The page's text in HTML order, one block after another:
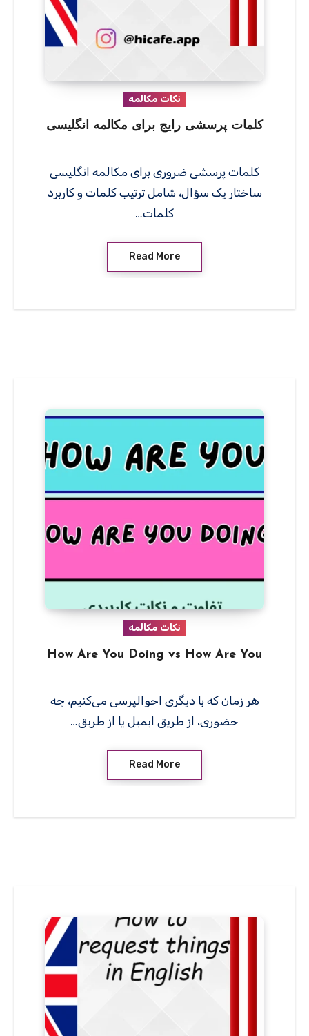
نکات مکالمه
کلمات پرسشی رایج برای مکالمه انگلیسی
کلمات پرسشی ضروری برای مکالمه انگلیسی
ساختار یک سؤال، شامل ترتیب کلمات و کاربرد
کلمات…
Read More
نکات مکالمه
How Are You Doing vs How Are You
هر زمان که با دیگری احوالپرسی می‌کنیم، چه
حضوری، از طریق ایمیل یا از طریق…
Read More